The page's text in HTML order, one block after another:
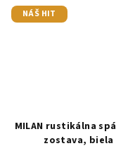
NÁŠ HIT
MILAN rustikálna
zostava, biela